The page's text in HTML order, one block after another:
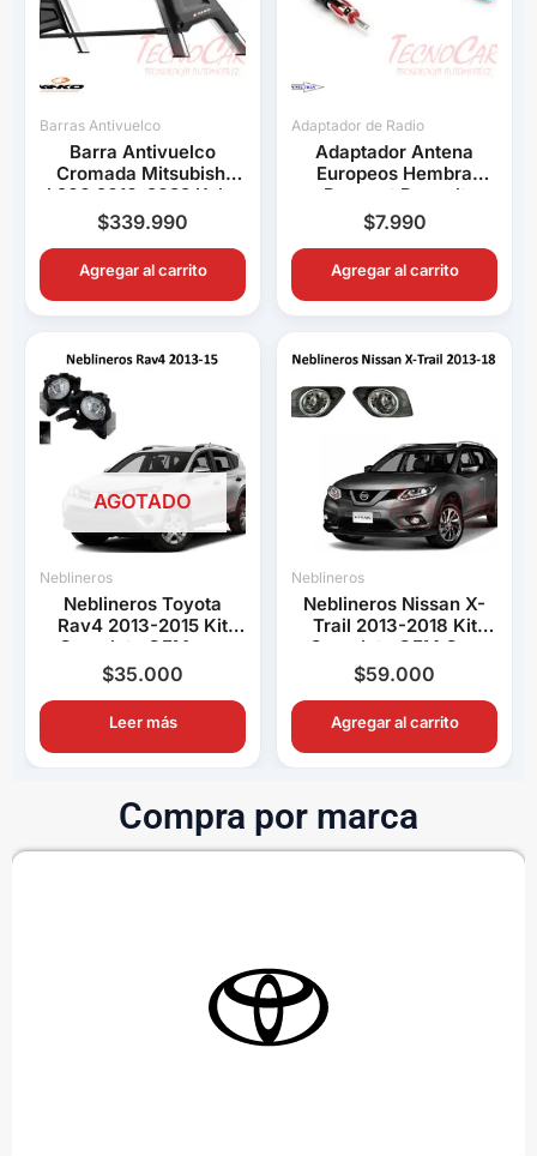
Barras Antivuelco
Barra Antivuelco
Cromada Mitsubishi
L200 2016-2022 Keko
K1 Decorativa Pick Up
$339.990
Agregar al carrito
Adaptador de Radio
Adaptador Antena
Europeos Hembra
Peugeot Renault
Volkswagen BMW Audi
Connection
$7.990
Agregar al carrito
AGOTADO
Neblineros
Neblineros Toyota
Rav4 2013-2015 Kit
Completo OEM con
Ampolletas H11
$35.000
Leer más
Neblineros
Neblineros Nissan X-
Trail 2013-2018 Kit
Completo OEM Con
Switch y Relay
$59.000
Agregar al carrito
Compra por marca